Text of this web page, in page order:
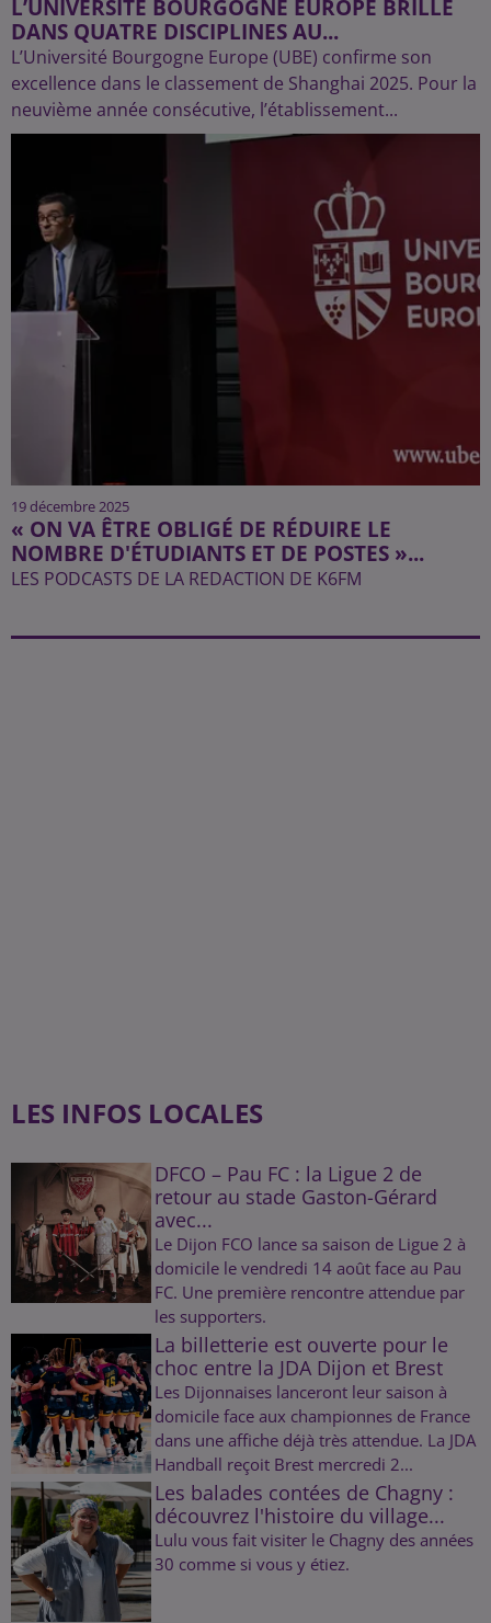
L’UNIVERSITÉ BOURGOGNE EUROPE BRILLE
DANS QUATRE DISCIPLINES AU...
L’Université Bourgogne Europe (UBE) confirme son
excellence dans le classement de Shanghai 2025. Pour la
neuvième année consécutive, l’établissement...
19 décembre 2025
« ON VA ÊTRE OBLIGÉ DE RÉDUIRE LE
NOMBRE D'ÉTUDIANTS ET DE POSTES »...
LES PODCASTS DE LA REDACTION DE K6FM
LES INFOS LOCALES
DFCO – Pau FC : la Ligue 2 de
retour au stade Gaston-Gérard
avec...
Le Dijon FCO lance sa saison de Ligue 2 à
domicile le vendredi 14 août face au Pau
FC. Une première rencontre attendue par
les supporters.
La billetterie est ouverte pour le
choc entre la JDA Dijon et Brest
Les Dijonnaises lanceront leur saison à
domicile face aux championnes de France
dans une affiche déjà très attendue. La JDA
Handball reçoit Brest mercredi 2...
Les balades contées de Chagny :
découvrez l'histoire du village...
Lulu vous fait visiter le Chagny des années
30 comme si vous y étiez.